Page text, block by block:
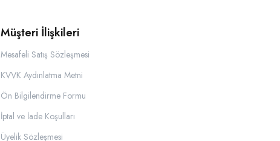
Müşteri İlişkileri
Mesafeli Satış Sözleşmesi
KVVK Aydınlatma Metni
Ön Bilgilendirme Formu
İptal ve İade Koşulları
Üyelik Sözleşmesi